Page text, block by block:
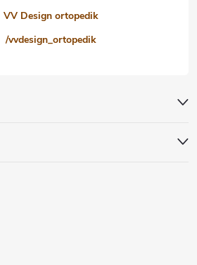
VV Design ortopedik
/vvdesign_ortopedik